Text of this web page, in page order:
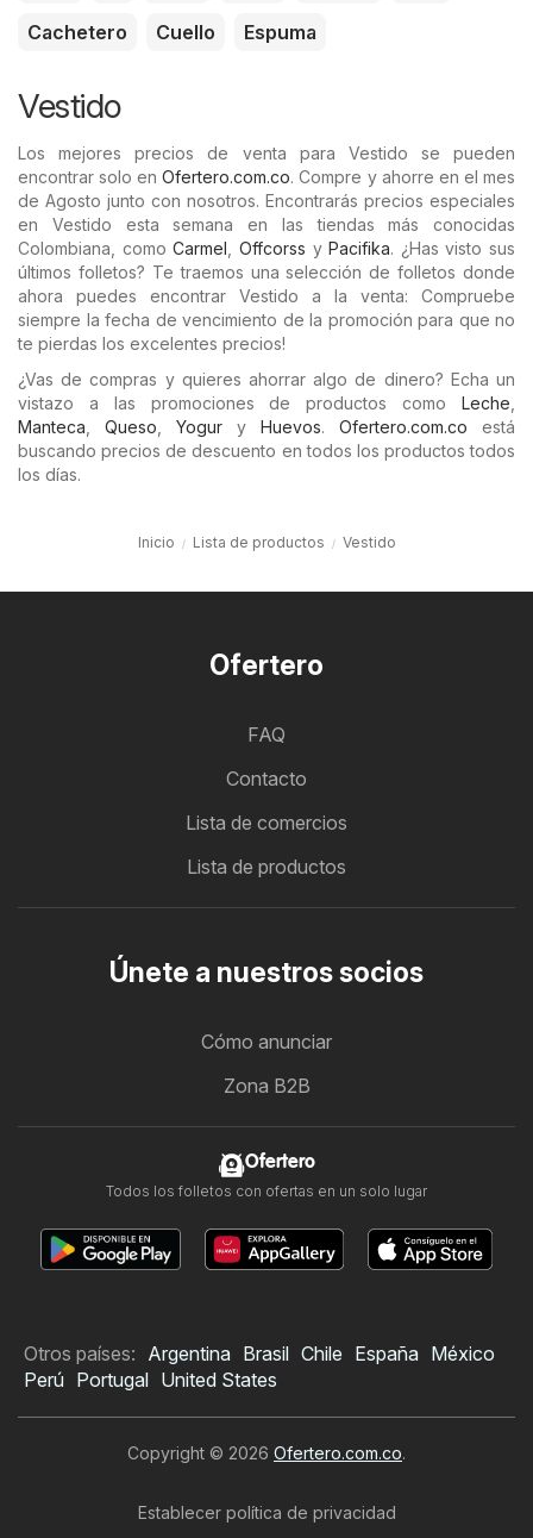
Cachetero
Cuello Espuma
Vestido
Los mejores precios de venta para Vestido se pueden
encontrar solo enOfertero.com.co. Compre y ahorre en el mes
de Agosto junto con nosotros. Encontrarás precios especiales
en Vestido esta semana en las tiendas más conocidas
Colombiana, comoCarmel Offcorss yPacifika. ¿Has visto sus
últimos folletos? Te traemos una selección de folletos donde
ahora puedes encontrar Vestido a la venta: Compruebe
siempre la fecha de vencimiento de la promoción para que no
te pierdas los excelentes precios!
¿Vas de compras y quieres ahorrar algo de dinero? Echa un
vistazo a las promociones de productos como Leche
Manteca
Queso Yogur y Huevos. Ofertero.com.co está
buscando precios de descuento en todos los productos todos
los días.
Inicio Lista de productos Vestido
Ofertero
FAQ
Contacto
Lista de comercios
Lista de productos
Únete a nuestros socios
Cómo anunciar
Zona B2B
Ofertero
Todos los folletos con ofertas en un solo lugar
Otros países: Argentina Brasil Chile España México
Perú Portugal United States
Copyright © 2026 Ofertero.com.co.
Establecer política de privacidad